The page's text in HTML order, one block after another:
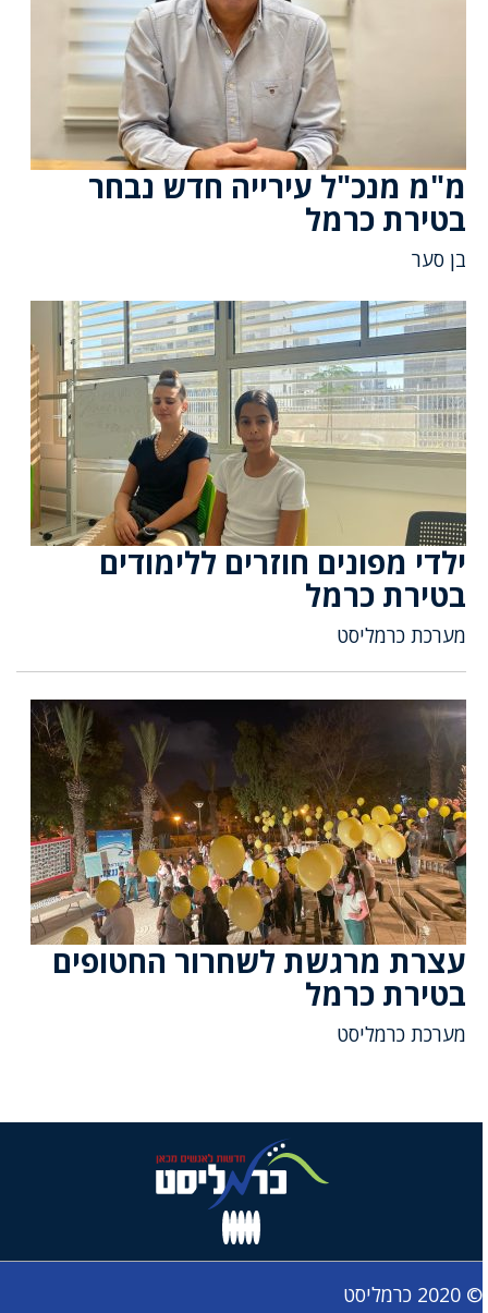
מ"מ מנכ"ל עירייה חדש נבחר
בטירת כרמל
בן סער
ילדי מפונים חוזרים ללימודים
בטירת כרמל
מערכת כרמליסט
עצרת מרגשת לשחרור החטופים
בטירת כרמל
מערכת כרמליסט
© 2020 כרמליסט